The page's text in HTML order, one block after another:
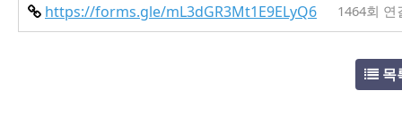
https://forms.gle/mL3dGR3Mt1E9ELyQ6 1464회 연
목